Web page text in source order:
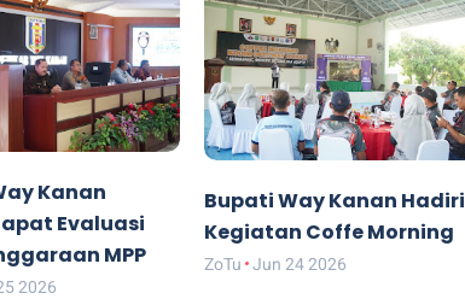
Kanan
Evaluasi
MPP
2026
Bupati Way Kanan Hadiri
Kegiatan Coffe Morning
ZoTu Jun 24 2026